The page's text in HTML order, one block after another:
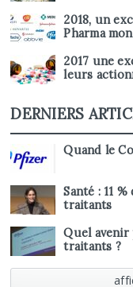
2018, un
Pharma
2017 une
leurs
DERNIERS
Quand le
Santé : 11
traitants
Quel avenir
traitants ?